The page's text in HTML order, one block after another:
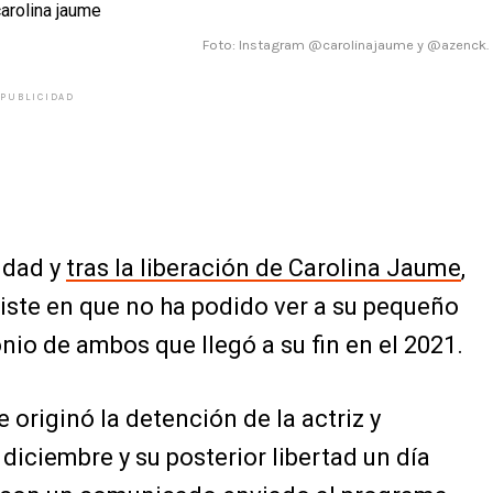
Foto: Instagram @carolinajaume y @azenck.
PUBLICIDAD
y tras la liberación de Carolina Jaume,
en que no ha podido ver a su pequeño
de ambos que llegó a su fin en el 2021.
originó la detención de la actriz y
y su posterior libertad un día